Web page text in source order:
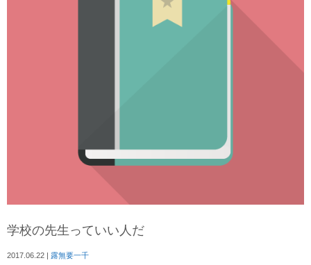
学校の先生っていい人だ
2017.06.22 | 露無要一千